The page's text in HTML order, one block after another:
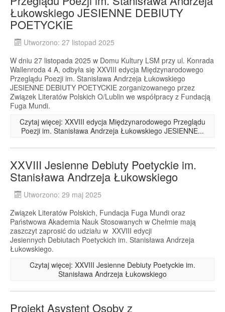
Łukowskiego JESIENNE DEBIUTY
POETYCKIE
Utworzono: 27 listopad 2025
W dniu 27 listopada 2025 w Domu Kultury LSM przy ul. Konrada
Wallenroda 4 A, odbyła się XXVIII edycja Międzynarodowego
Przeglądu Poezji im. Stanisława Andrzeja Łukowskiego
JESIENNE DEBIUTY POETYCKIE zorganizowanego przez
Związek Literatów Polskich O/Lublin we współpracy z Fundacją
Fuga Mundi.
Czytaj więcej: XXVIII edycja Międzynarodowego Przeglądu
Poezji im. Stanisława Andrzeja Łukowskiego JESIENNE...
XXVIII Jesienne Debiuty Poetyckie im.
Stanisława Andrzeja Łukowskiego
Utworzono: 29 maj 2025
Związek Literatów Polskich, Fundacja Fuga Mundi oraz
Państwowa Akademia Nauk Stosowanych w Chełmie mają
zaszczyt zaprosić do udziału w XXVIII edycji
Jesiennych Debiutach Poetyckich im. Stanisława Andrzeja
Łukowskiego.
Czytaj więcej: XXVIII Jesienne Debiuty Poetyckie im.
Stanisława Andrzeja Łukowskiego
Projekt Asystent Osoby z